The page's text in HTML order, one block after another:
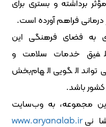
برداشته و بستری برای
فراهم آورده است.
به فضای فرهنگی این
خدمات سلامت و
الگویی الهام‌بخش
کشور باشد.
مجموعه، به وب‌سایت
www.aryanalab.ir